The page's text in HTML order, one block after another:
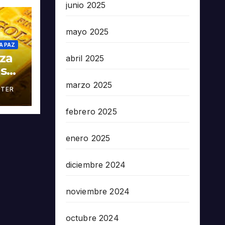
PAZ
junio 2025
mayo 2025
abril 2025
marzo 2025
febrero 2025
enero 2025
diciembre 2024
noviembre 2024
octubre 2024